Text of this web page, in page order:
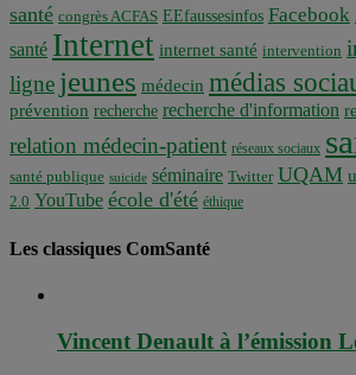
santé congrès ACFAS EEfaussesinfos Facebook
santé Internet internet santé intervention
ligne jeunes médecin médias
prévention recherche recherche d'information
relation médecin-patient réseaux sociaux
santé publique suicide séminaire Twitter UQAM
2.0 YouTube école d'été éthique
Les classiques ComSanté
Vincent Denault à l’émission